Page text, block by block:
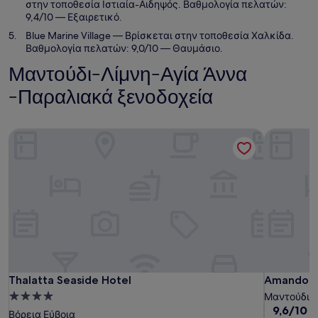
στην τοποθεσία Ιστιαία-Αιδηψός. Βαθμολογία πελατών:
9,4/10 — Εξαιρετικό.
Blue Marine Village— Βρίσκεται στην τοποθεσία Χαλκίδα.
Βαθμολογία πελατών: 9,0/10 — Θαυμάσιο.
Μαντούδι-Λίμνη-Αγία Άννα
-Παραλιακά ξενοδοχεία
Thalatta Seaside Hotel
Thalatta Seaside Hotel
Κατάλυμα
με
Βόρεια Εύβοια
Μαντούδι-
9.6
9,6/10